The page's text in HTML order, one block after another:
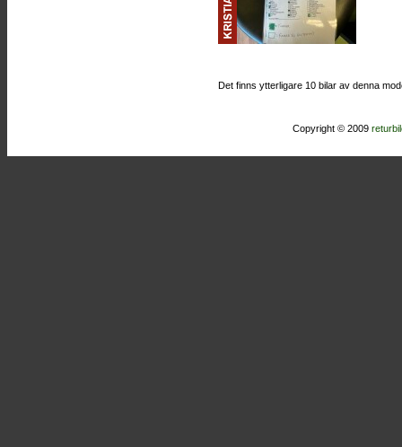
Det finns ytterligare 10 bilar av denna
Copyright © 2009